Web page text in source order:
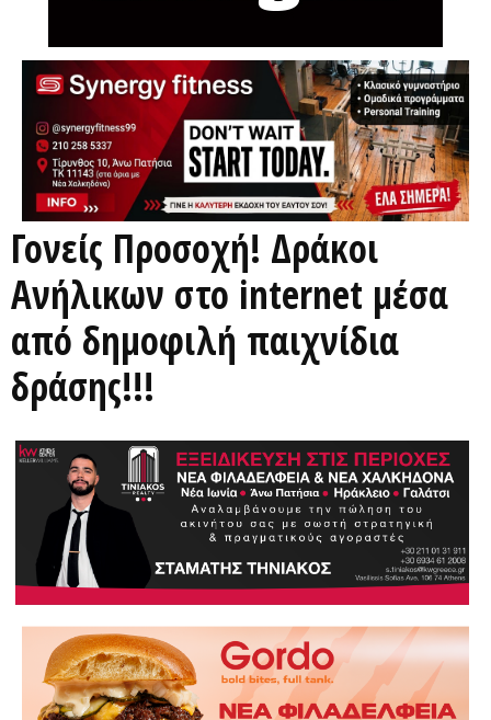
Γονείς Προσοχή! Δράκοι
Ανήλικων στο internet μέσα
από δημοφιλή παιχνίδια
δράσης!!!